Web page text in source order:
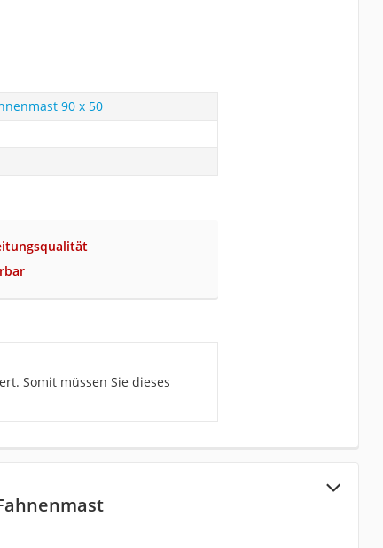
90 x 50
Somit müssen Sie dieses